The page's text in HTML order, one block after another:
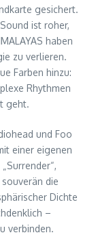
gesichert.
ist roher,
haben
zu verlieren.
Farben hinzu:
Rhythmen
geht.
und Foo
einer eigenen
souverän die
Dichte
–
verbinden.